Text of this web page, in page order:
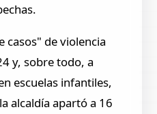
casos" de violencia
y, sobre todo, a
escuelas infantiles,
alcaldía apartó a 16